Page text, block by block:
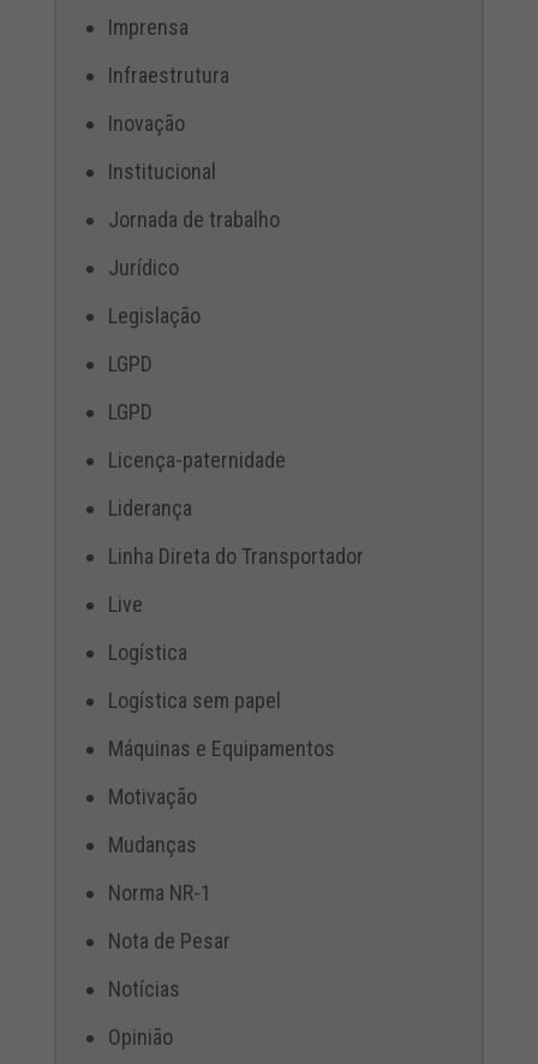
Imprensa
Infraestrutura
Inovação
Institucional
Jornada de trabalho
Jurídico
Legislação
LGPD
LGPD
Licença-paternidade
Liderança
Linha Direta do Transportador
Live
Logística
Logística sem papel
Máquinas e Equipamentos
Motivação
Mudanças
Norma NR-1
Nota de Pesar
Notícias
Opinião